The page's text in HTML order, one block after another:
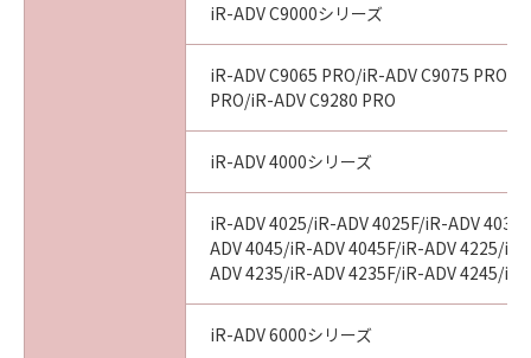
SUPERSEDES ALL PROPOSALS OR PRIOR
AGREEMENTS, VERBAL OR WRITTEN, AND
ANY OTHER COMMUNICATIONS BETWEEN
YOU AND CANON RELATING TO THE
SUBJECT MATTER HEREOF. NO AMENDMENT
TO THIS AGREEMENT SHALL BE EFFECTIVE
UNLESS SIGNED BY A DULY AUTHORISED
REPRESENTATIVE OF CANON.
Should you have any questions concerning
this Agreement, or if you desire to contact
Canon for any reason, please write to Canon's
sales subsidiary or distributor/dealer, serving
iR-ADV C9000シリーズ
iR-ADV C9065 PRO/iR-ADV C9075 PRO/
PRO/iR-ADV C9280 PRO
iR-ADV 4000シリーズ
iR-ADV 4025/iR-ADV 4025F/iR-ADV
ADV 4045/iR-ADV 4045F/iR-ADV 4225/
ADV 4235/iR-ADV 4235F/iR-ADV 4245/iR-
iR-ADV 6000シリーズ